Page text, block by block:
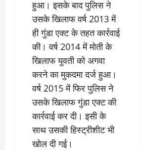
हुआ। इसके बाद पुलिस ने
उसके खिलाफ वर्ष 2013 में
ही गुंडा एक्ट के तहत कार्रवाई
की। वर्ष 2014 में मोती के
खिलाफ युवती को अगवा
करने का मुकदमा दर्ज हुआ।
वर्ष 2015 में फिर पुलिस ने
उसके खिलाफ गुंडा एक्ट की
कार्रवाई कर दी। इसी के
साथ उसकी हिस्ट्रीशीट भी
खोल दी गई।